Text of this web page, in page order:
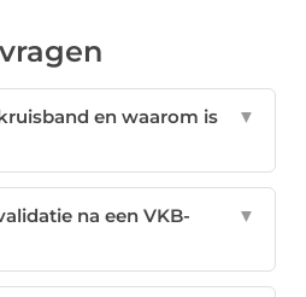
en waarom is
▼
na een VKB-
▼